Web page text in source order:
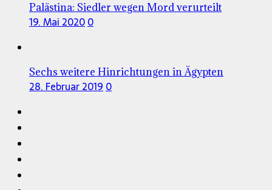
Palästina: Siedler wegen Mord verurteilt
19. Mai 20200
Sechs weitere Hinrichtungen in Ägypten
28. Februar 20190